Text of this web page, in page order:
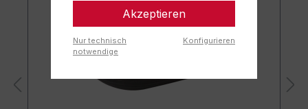
Akzeptieren
Nur technisch
notwendige
Konfigurieren